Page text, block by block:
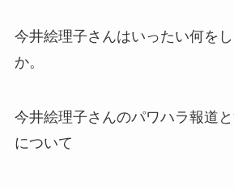
今井絵理子さんはいったい何を
か。
今井絵理子さんのパワハラ報道
について